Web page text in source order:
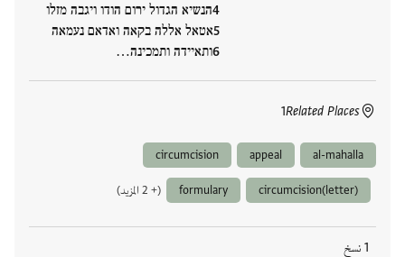
הנשיא הגדול ירום הודו ויגבה מזלו
אטאל אללה בקאה ואדאם נעמאה
ותאיידה ותמכינה…
Related Places
1
al-mahalla
appeal
circumcision
circumcision(letter)
formulary (+ 2 المزيد)
1 نسخ